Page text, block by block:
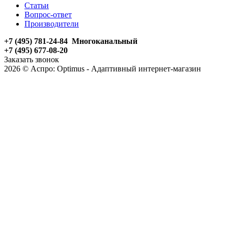
Статьи
Вопрос-ответ
Производители
+7 (495) 781-24-84 Многоканальный
+7 (495) 677-08-20
Заказать звонок
2026 © Аспро: Optimus - Адаптивный интернет-магазин